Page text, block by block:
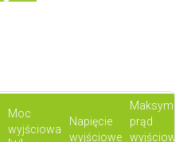
Moc
wyjściowa
Napięcie
wyjściowe
prąd
wyjściowy